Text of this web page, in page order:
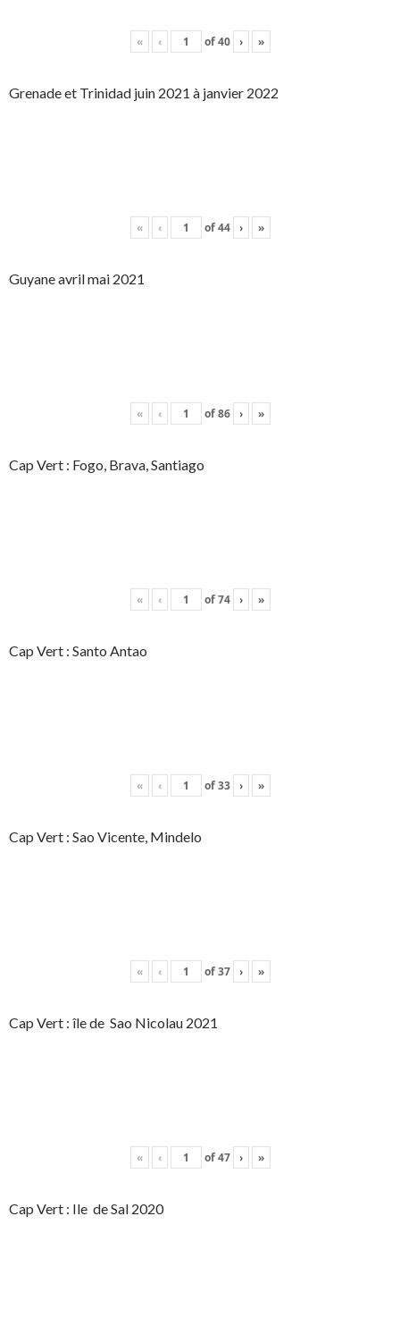
« ‹ of40 › »
Grenade et Trinidad juin 2021 à janvier 2022
« ‹ of44 › »
Guyane avril mai 2021
« ‹ of86 › »
Cap Vert : Fogo, Brava, Santiago
« ‹ of74 › »
Cap Vert : Santo Antao
« ‹ of33 › »
Cap Vert : Sao Vicente, Mindelo
« ‹ of37 › »
Cap Vert : île de Sao Nicolau 2021
« ‹ of47 › »
Cap Vert : Ile de Sal 2020